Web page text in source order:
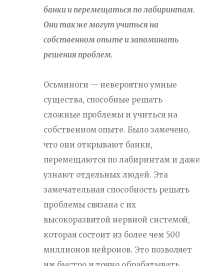
банки и перемещаться по лабиринтам.
Они также могут учиться на
собственном опыте и запоминать
решения проблем.
Осьминоги — невероятно умные
существа, способные решать
сложные проблемы и учиться на
собственном опыте. Было замечено,
что они открывают банки,
перемещаются по лабиринтам и даже
узнают отдельных людей. Эта
замечательная способность решать
проблемы связана с их
высокоразвитой нервной системой,
которая состоит из более чем 500
миллионов нейронов. Это позволяет